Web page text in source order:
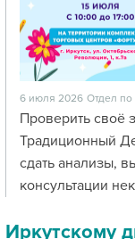
6 июля 2026 Отдел по
Проверить своё
Традиционный
сдать анализы,
консультации
Иркутскому